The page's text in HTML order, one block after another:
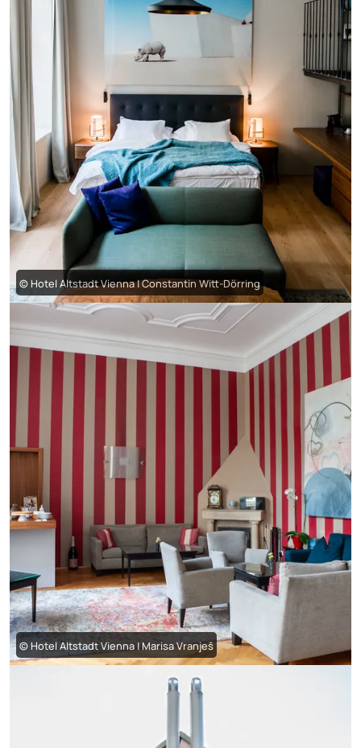
© Hotel Altstadt Vienna | Constantin Witt-Dörring
© Hotel Altstadt Vienna | Marisa Vranješ